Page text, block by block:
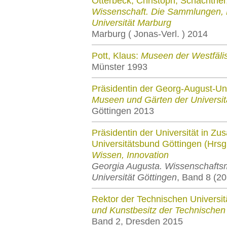
Wissenschaft. Die
Universität Marburg
Marburg ( Jonas-Verl. ) 2014
Pott, Klaus: Museen der
Münster 1993
Präsidentin der Georg-August-
Museen und Gärten der
Göttingen 2013
Präsidentin der Universität in
Universitätsbund Göttingen
Wissen, Innovation
Georgia Augusta.
Universität Göttingen, Band 8
Rektor der Technischen
und Kunstbesitz der
Band 2, Dresden 2015